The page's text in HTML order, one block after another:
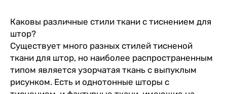
Каковы различные стили ткани с тиснением для
штор?
Существует много разных стилей тисненой
ткани для штор, но наиболее распространенным
типом является узорчатая ткань с выпуклым
рисунком. Есть и однотонные шторы с